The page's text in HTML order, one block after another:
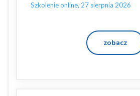
Szkolenie online, 27 sierpnia 2026
zobacz